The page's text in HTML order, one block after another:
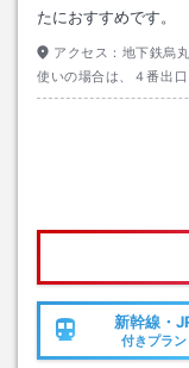
たにおすすめです。
アクセス： 地下鉄烏
使いの場合は、４番出口
新幹線・
付きプラン